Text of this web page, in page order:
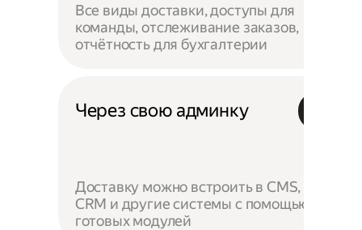
Все виды доставки, доступы для
команды, отслеживание заказов,
отчётность для бухгалтерии
Через свою админку
Доставку можно встроить в CMS,
CRM и другие системы с помощью
готовых модулей